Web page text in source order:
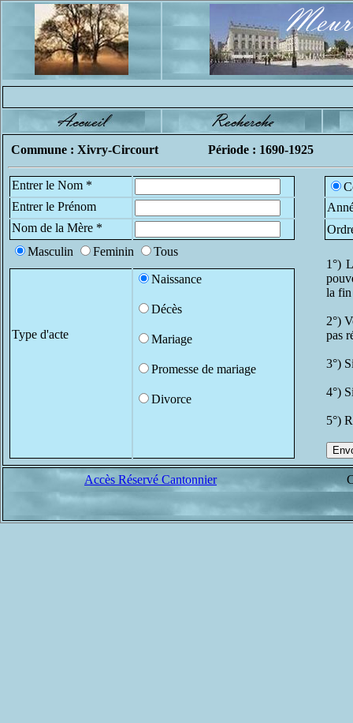
Commune : Xivry-Circourt Période : 1690-1925
Entrer le Nom *
Entrer le Prénom
Nom de la Mère *
Masculin
Feminin
Tous
1°)
la fin
2°)
pas
3°)
4°)
5°)
Type d'acte
Naissance
Décès
Mariage
Promesse de mariage
Divorce
Accès Réservé Cantonnier